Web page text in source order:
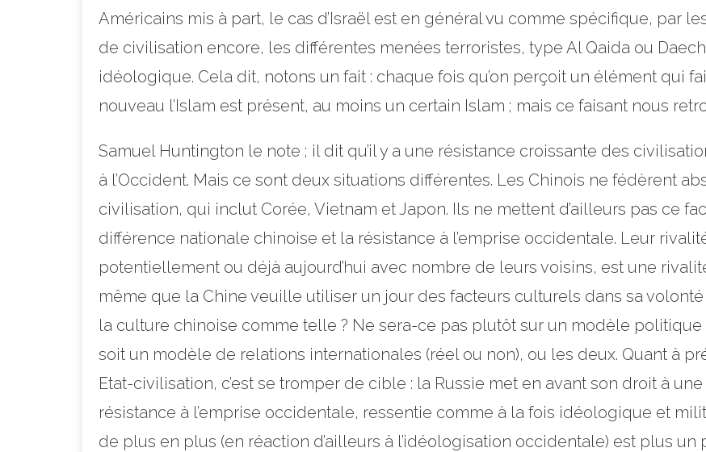
Américains mis à part, le cas d’Israël est en général vu comme spécifique, par
de civilisation encore, les différentes menées terroristes, type Al Qaida ou
idéologique. Cela dit, notons un fait : chaque fois qu’on perçoit un élément qui
nouveau l’Islam est présent, au moins un certain Islam ; mais ce faisant nous
Samuel Huntington le note ; il dit qu’il y a une résistance croissante des
à l’Occident. Mais ce sont deux situations différentes. Les Chinois ne fédèrent
civilisation, qui inclut Corée, Vietnam et Japon. Ils ne mettent d’ailleurs pas ce
différence nationale chinoise et la résistance à l’emprise occidentale. Leur
potentiellement ou déjà aujourd’hui avec nombre de leurs voisins, est une
même que la Chine veuille utiliser un jour des facteurs culturels dans sa
la culture chinoise comme telle ? Ne sera-ce pas plutôt sur un modèle
soit un modèle de relations internationales (réel ou non), ou les deux. Quant à
Etat-civilisation, c’est se tromper de cible : la Russie met en avant son droit à
résistance à l’emprise occidentale, ressentie comme à la fois idéologique et
de plus en plus (en réaction d’ailleurs à l’idéologisation occidentale) est plus